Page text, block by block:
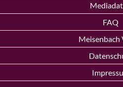
FAQ
Meisenbach